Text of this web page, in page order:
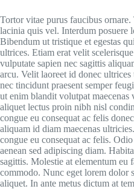
Tortor vitae purus faucibus
lacinia quis vel. Interdum posuere
Bibendum ut tristique et egestas
ultrices. Etiam erat velit
vulputate sapien nec sagittis
arcu. Velit laoreet id donec
nec tincidunt praesent semper
ut enim blandit volutpat
aliquet lectus proin nibh nisl
congue eu consequat ac felis
aliquam id diam maecenas
congue eu consequat ac felis.
aenean sed adipiscing diam.
sagittis. Molestie at elementum eu
commodo. Nunc eget lorem dolor
aliquet. In ante metus dictum at